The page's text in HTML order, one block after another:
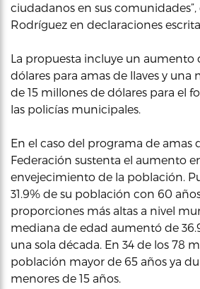
ciudadanos en sus
Rodríguez en declaraciones
La propuesta incluye un aumento
dólares para amas de llaves y una
de 15 millones de dólares para el
las policías municipales.
En el caso del programa de amas
Federación sustenta el aumento
envejecimiento de la población.
31.9% de su población con 60
proporciones más altas a nivel
mediana de edad aumentó de
una sola década. En 34 de los 78
población mayor de 65 años ya
menores de 15 años.